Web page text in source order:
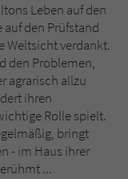
Leben auf den
auf den Prüfstand
Weltsicht verdankt.
den Problemen,
agrarisch allzu
ihren
Rolle spielt.
bringt
- im Haus ihrer
...